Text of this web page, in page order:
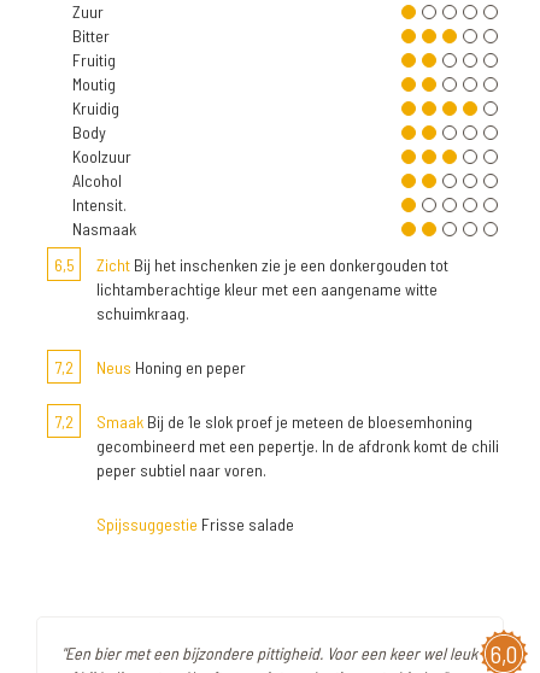
Zuur
Bitter
Fruitig
Moutig
Kruidig
Body
Koolzuur
Alcohol
Intensit.
Nasmaak
6,5
Zicht Bij het inschenken zie je een donkergouden tot
lichtamberachtige kleur met een aangename witte
schuimkraag.
7,2 Neus Honing en peper
7,2 Smaak Bij de 1e slok proef je meteen de bloesemhoning
gecombineerd met een pepertje. In de afdronk komt de chili
peper subtiel naar voren.
Spijssuggestie Frisse salade
6,0
"Een bier met een bijzondere pittigheid. Voor een keer wel leuk